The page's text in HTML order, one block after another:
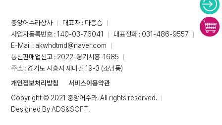
중앙어수라상사
대표자 : 마종승
사업자등록번호 : 140-03-76041
대표전화 : 031-486-9557
E-Mail : akwhdtmd@naver.com
통신판매업신고 : 2022-경기시흥-1685
주소 : 경기도 시흥시 새미길 19-3 (조남동)
개인정보처리방침
서비스이용약관
Copyright © 2021 중앙어수라. All rights reserved.
Designed ByADS&SOFT.